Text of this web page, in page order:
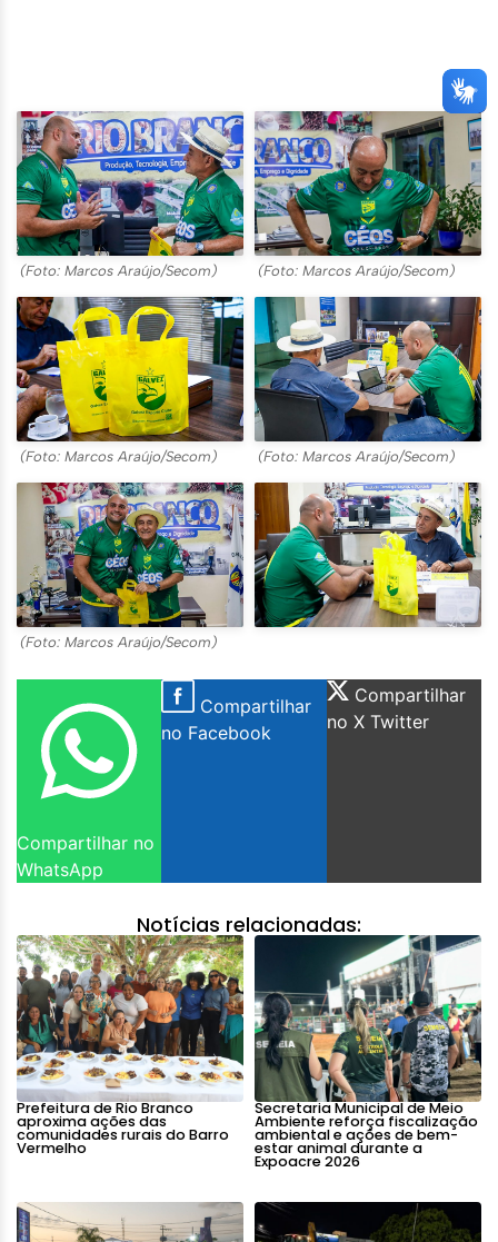
(Foto: Marcos Araújo/Secom) (Foto: Marcos Araújo/Secom)
(Foto: Marcos Araújo/Secom) (Foto: Marcos Araújo/Secom)
(Foto: Marcos Araújo/Secom)
Compartilhar no
WhatsApp
Compartilhar
no Facebook
Compartilhar
no X Twitter
Notícias relacionadas:
Prefeitura de Rio Branco
aproxima ações das
comunidades rurais do Barro
Vermelho
Secretaria Municipal de Meio
Ambiente reforça fiscalização
ambiental e ações de bem-
estar animal durante a
Expoacre 2026